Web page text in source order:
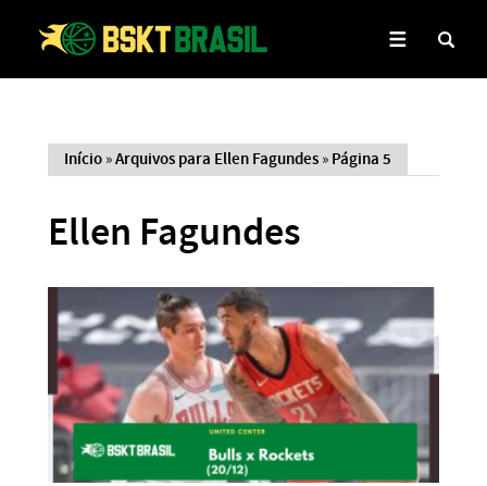
Início »Arquivos para Ellen Fagundes » Página 5
Ellen Fagundes